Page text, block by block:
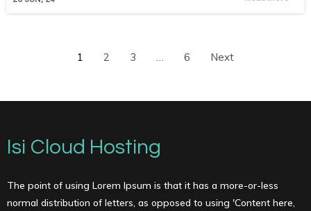
1 2 3 … 6 Next
Isi Cloud Hosting
The point of using Lorem Ipsum is that it has a more-or-less
normal distribution of letters, as opposed to using 'Content here,